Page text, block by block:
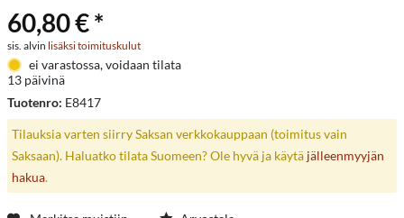
60,80 € *
sis. alvin lisäksi toimituskulut
ei varastossa, voidaan tilata
13 päivinä
Tuotenro: E8417
Tilauksia varten siirry Saksan verkkokauppaan (toimitus vain
Saksaan). Haluatko tilata Suomeen? Ole hyvä ja käytä jälleenmyyjän
hakua.